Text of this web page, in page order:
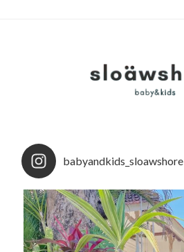
babyandkids_sloawshore